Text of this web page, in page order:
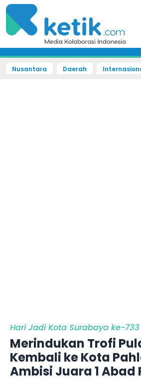
Nusantara Daerah
Hari Jadi Kota Surabaya ke-733
Merindukan Trofi
Kembali ke Kota
Ambisi Juara 1 Abad